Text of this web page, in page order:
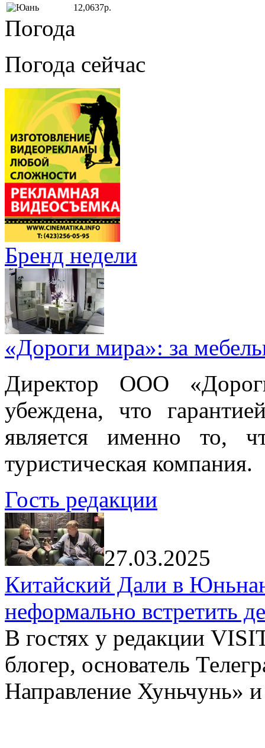
12,0637р.
Погода
Погода сейчас
Бренд недели
«Дороги мира»: за
Директор ООО
убеждена, что
является именно то,
туристическая компания.
Гость редакции
27.03.2025
Китайский Дали в
неформально встретить
В гостях у редакции
блогер, основатель
Направление Хуньчунь»